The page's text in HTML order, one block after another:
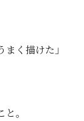
く描けた」
。